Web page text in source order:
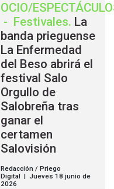
OCIO/
- Festivales. La
banda prieguense
La Enfermedad
del Beso abrirá el
festival Salo
Orgullo de
Salobreña tras
ganar el
certamen
Salovisión
Redacción / Priego
Digital | Jueves 18 junio de
2026